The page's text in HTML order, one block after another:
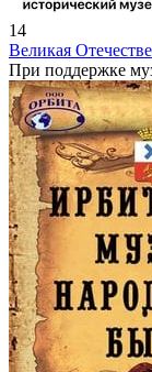
14
Великая
При поддержке